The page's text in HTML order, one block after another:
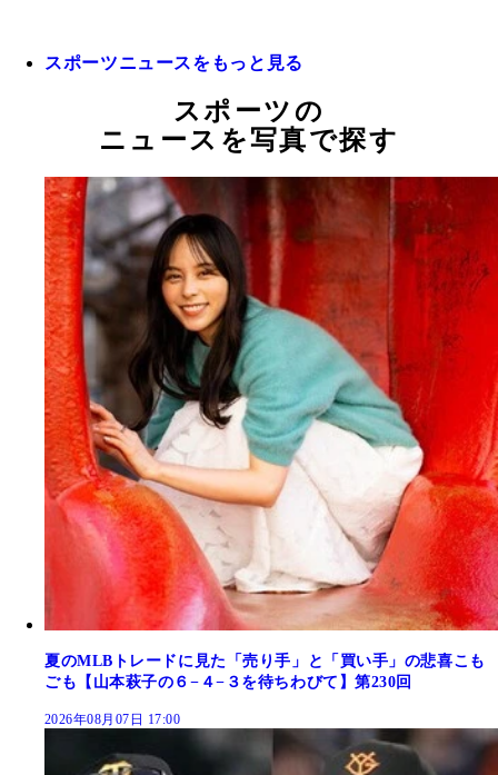
スポーツニュースをもっと見る
スポーツの
ニュースを写真で探す
夏のMLBトレードに見た「売り手」と「買い手」の悲喜こも
ごも【山本萩子の６−４−３を待ちわびて】第230回
2026年08月07日 17:00